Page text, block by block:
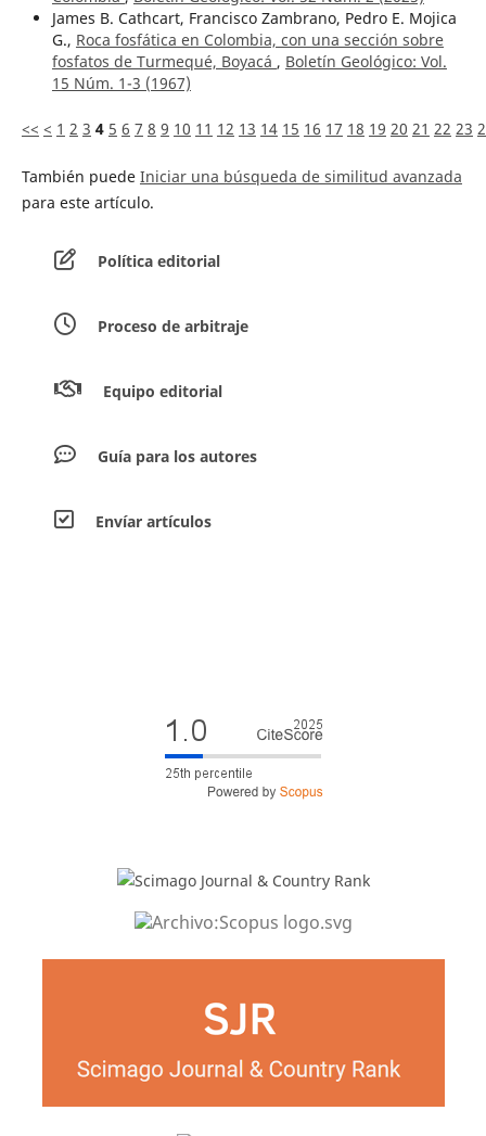
James B. Cathcart, Francisco Zambrano, Pedro E. Mojica
G., Roca fosfática en Colombia, con una sección sobre
fosfatos de Turmequé, Boyacá , Boletín Geológico: Vol.
15 Núm. 1-3 (1967)
<< < 1 2 3 4 5 6 7 8 9 10 11 12 13 14 15 16 17 18 19 20 21 22 23
También puede Iniciar una búsqueda de similitud avanzada
para este artículo.
Política editorial
Proceso de arbitraje
Equipo editorial
Guía para los autores
Envíar artículos